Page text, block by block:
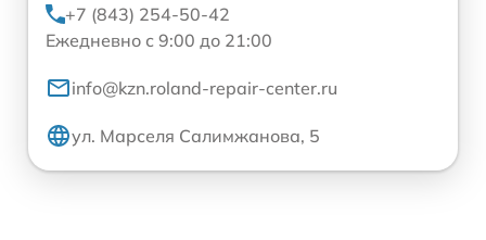
+7 (843) 254-50-42
Ежедневно с 9:00 до 21:00
info@kzn.roland-repair-center.ru
ул. Марселя Салимжанова, 5